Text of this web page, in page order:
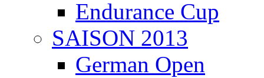
Endurance Cup
SAISON 2013
German Open